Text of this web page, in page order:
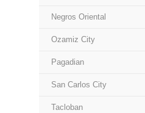
Negros Oriental
Ozamiz City
Pagadian
San Carlos City
Tacloban